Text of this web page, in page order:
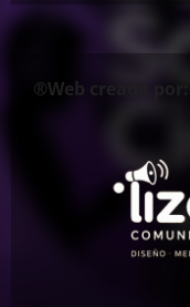
®Web creada por: